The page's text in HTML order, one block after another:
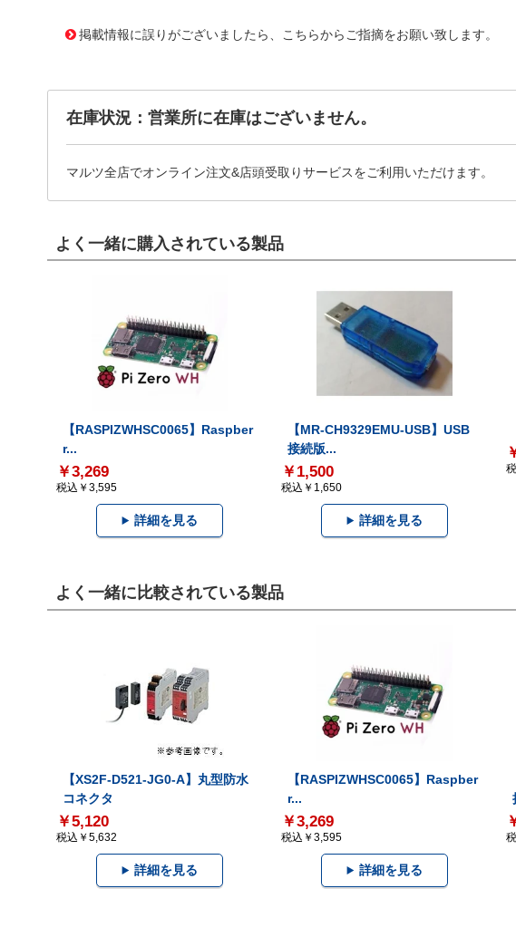
掲載情報に誤りがございましたら、こちらからご指摘をお願い致します。
在庫状況：営業所に在庫はございません。
マルツ全店でオンライン注文&店頭受取りサービスをご利用いただけます。
よく一緒に購入されている製品
【RASPIZWHSC0065】Raspber
r...
￥3,269
税込￥3,595
詳細を見る
【MR-CH9329EMU-USB】USB
接続版...
￥1,500
税込￥1,650
詳細を見る
よく一緒に比較されている製品
【XS2F-D521-JG0-A】丸型防水
コネクタ
￥5,120
税込￥5,632
詳細を見る
【RASPIZWHSC0065】Raspber
r...
￥3,269
税込￥3,595
詳細を見る